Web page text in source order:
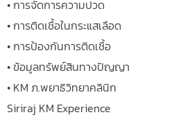
• การจัดการความปวด
• การติดเชื้อในกระแสเลือด
• การป้องกันการติดเชื้อ
• ข้อมูลทรัพย์สินทางปัญญา
• KM ภ.พยาธิวิทยาคลินิก
Siriraj KM Experience